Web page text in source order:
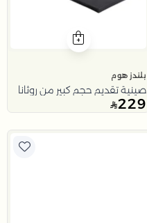
بلندز هوم
صينية تقديم حجم كبير من روثانا
229